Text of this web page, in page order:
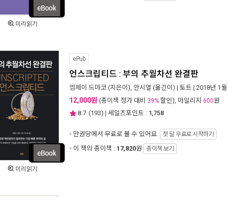
미리읽기
미리읽기
ePub
언스크립티드 : 부의 추월차선 완결판
엠제이 드마코 (지은이), 안시열 (옮긴이) | 토트 | 2018년 1월
12,000원 (종이책 정가 대비 39% 할인), 마일리지 600원
8.7 (193) | 세일즈포인트 : 1,758
만권당에서 무료로 볼 수 있어요. 첫 달 무료로 시작하기
이 책의 종이책 : 17,820원 종이책 보기